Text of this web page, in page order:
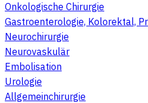
Onkologische Chirurgie
Gastroenterologie, Kolorektal,
Neurochirurgie
Neurovaskulär
Embolisation
Urologie
Allgemeinchirurgie